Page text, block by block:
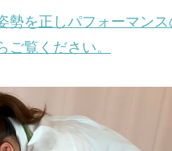
勢を正しパフォーマン
覧ください。